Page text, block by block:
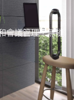
會議管理，無縫